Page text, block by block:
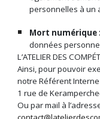
personnelles à un
Mort numérique
données
L’ATELIER DES
Ainsi, pour pouvoir
notre Référent
1 rue de
Ou par mail à